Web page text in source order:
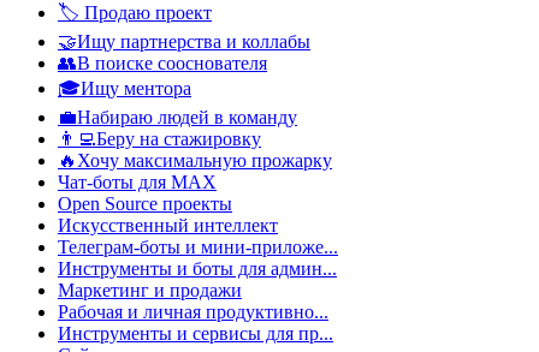
🏷️ Продаю проект
🤝Ищу партнерства и коллабы
👥В поиске сооснователя
🎓Ищу ментора
💼Набираю людей в команду
👨‍💻Беру на стажировку
🔥Хочу максимальную прожарку
Чат-боты для MAX
Open Source проекты
Искусственный интеллект
Телеграм-боты и мини-приложе...
Инструменты и боты для админ...
Маркетинг и продажи
Рабочая и личная продуктивно...
Инструменты и сервисы для пр...